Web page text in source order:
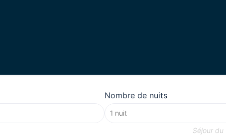
Nombre de nuits
Séjour du